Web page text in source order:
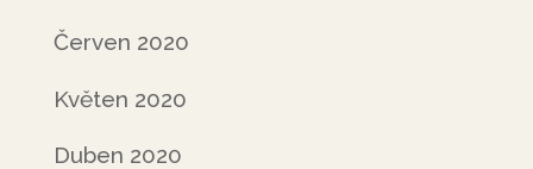
Červen 2020
Květen 2020
Duben 2020